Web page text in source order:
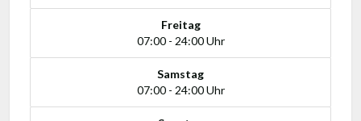
Freitag
07:00 - 24:00 Uhr
Samstag
07:00 - 24:00 Uhr